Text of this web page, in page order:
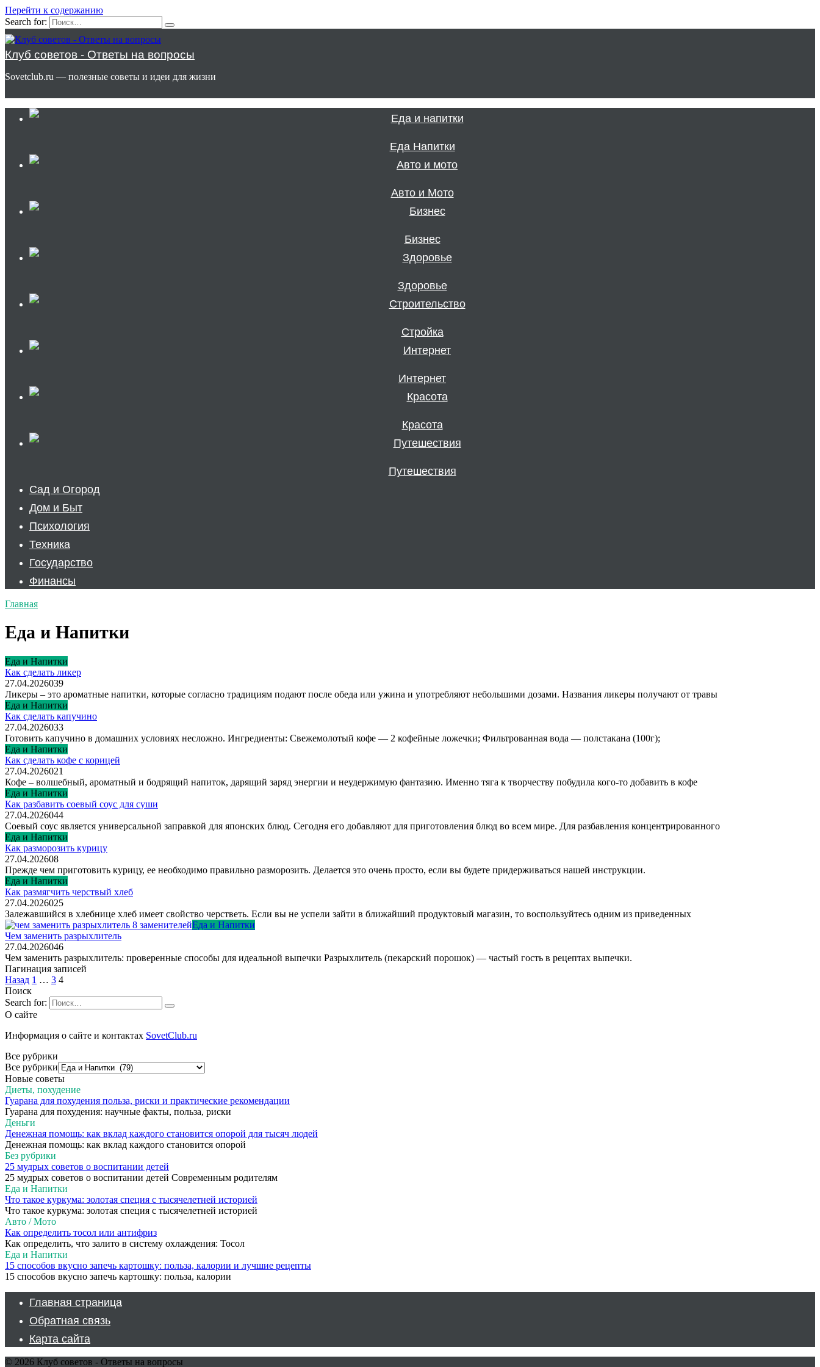
Перейти к содержанию
Search for:
Клуб советов - Ответы на вопросы
Sovetclub.ru — полезные советы и идеи для жизни
Еда Напитки
Авто и Мото
Бизнес
Здоровье
Стройка
Интернет
Красота
Путешествия
Сад и Огород
Дом и Быт
Психология
Техника
Государство
Финансы
Главная
Еда и Напитки
Еда и Напитки
Как сделать ликер
27.04.2026039
Ликеры – это ароматные напитки, которые согласно традициям подают после обеда или ужина и употребляют небольшими дозами. Названия ликеры получают от травы
Еда и Напитки
Как сделать капучино
27.04.2026033
Готовить капучино в домашних условиях несложно. Ингредиенты: Свежемолотый кофе — 2 кофейные ложечки; Фильтрованная вода — полстакана (100г);
Еда и Напитки
Как сделать кофе с корицей
27.04.2026021
Кофе – волшебный, ароматный и бодрящий напиток, дарящий заряд энергии и неудержимую фантазию. Именно тяга к творчеству побудила кого-то добавить в кофе
Еда и Напитки
Как разбавить соевый соус для суши
27.04.2026044
Соевый соус является универсальной заправкой для японских блюд. Сегодня его добавляют для приготовления блюд во всем мире. Для разбавления концентрированного
Еда и Напитки
Как разморозить курицу
27.04.202608
Прежде чем приготовить курицу, ее необходимо правильно разморозить. Делается это очень просто, если вы будете придерживаться нашей инструкции.
Еда и Напитки
Как размягчить черствый хлеб
27.04.2026025
Залежавшийся в хлебнице хлеб имеет свойство черстветь. Если вы не успели зайти в ближайший продуктовый магазин, то воспользуйтесь одним из приведенных
Еда и Напитки
Чем заменить разрыхлитель
27.04.2026046
Чем заменить разрыхлитель: проверенные способы для идеальной выпечки Разрыхлитель (пекарский порошок) — частый гость в рецептах выпечки.
Пагинация записей
Назад 1 … 3 4
Поиск
Search for:
О сайте
Информация о сайте и контактах SovetClub.ru
Все рубрики
Все рубрики
Новые советы
Диеты, похудение
Гуарана для похудения польза, риски и практические рекомендации
Гуарана для похудения: научные факты, польза, риски
Деньги
Денежная помощь: как вклад каждого становится опорой для тысяч людей
Денежная помощь: как вклад каждого становится опорой
Без рубрики
25 мудрых советов о воспитании детей
25 мудрых советов о воспитании детей Современным родителям
Еда и Напитки
Что такое куркума: золотая специя с тысячелетней историей
Что такое куркума: золотая специя с тысячелетней историей
Авто / Мото
Как определить тосол или антифриз
Как определить, что залито в систему охлаждения: Тосол
Еда и Напитки
15 способов вкусно запечь картошку: польза, калории и лучшие рецепты
15 способов вкусно запечь картошку: польза, калории
Главная страница
Обратная связь
Карта сайта
© 2026 Клуб советов - Ответы на вопросы